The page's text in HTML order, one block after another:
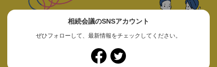
相続会議のSNSアカウント
ぜひフォローして、最新情報をチェックしてください。